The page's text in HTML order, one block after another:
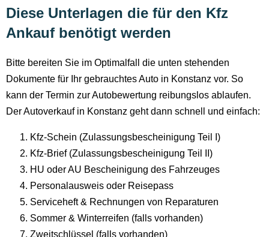
Diese Unterlagen die für den Kfz
Ankauf benötigt werden
Bitte bereiten Sie im Optimalfall die unten stehenden
Dokumente für Ihr gebrauchtes Auto in Konstanz vor. So
kann der Termin zur Autobewertung reibungslos ablaufen.
Der Autoverkauf in Konstanz geht dann schnell und einfach:
Kfz-Schein (Zulassungsbescheinigung Teil I)
Kfz-Brief (Zulassungsbescheinigung Teil II)
HU oder AU Bescheinigung des Fahrzeuges
Personalausweis oder Reisepass
Serviceheft & Rechnungen von Reparaturen
Sommer & Winterreifen (falls vorhanden)
Zweitschlüssel (falls vorhanden)